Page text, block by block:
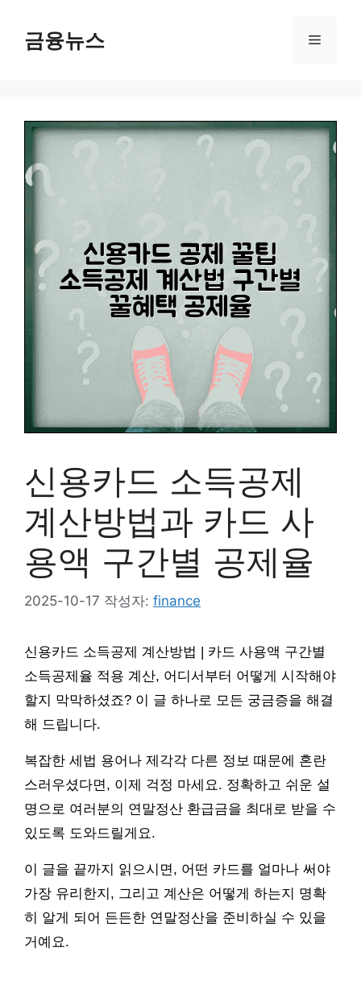
금융뉴스 메
신용카드 소득공제
계산방법과 카드 사
용액 구간별 공제율
2025-10-17 작성자: finance
신용카드 소득공제 계산방법 | 카드 사용액 구간별
소득공제율 적용 계산, 어디서부터 어떻게 시작해야
할지 막막하셨죠? 이 글 하나로 모든 궁금증을 해결
해 드립니다.
복잡한 세법 용어나 제각각 다른 정보 때문에 혼란
스러우셨다면, 이제 걱정 마세요. 정확하고 쉬운 설
명으로 여러분의 연말정산 환급금을 최대로 받을 수
있도록 도와드릴게요.
이 글을 끝까지 읽으시면, 어떤 카드를 얼마나 써야
가장 유리한지, 그리고 계산은 어떻게 하는지 명확
히 알게 되어 든든한 연말정산을 준비하실 수 있을
거예요.